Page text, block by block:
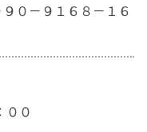
０－９１６８－１６
：００